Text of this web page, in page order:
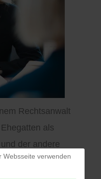
Rechtsanwalt
als
der andere
Rechtsanwalt
Möglichkeit, dass
Websseite verwenden